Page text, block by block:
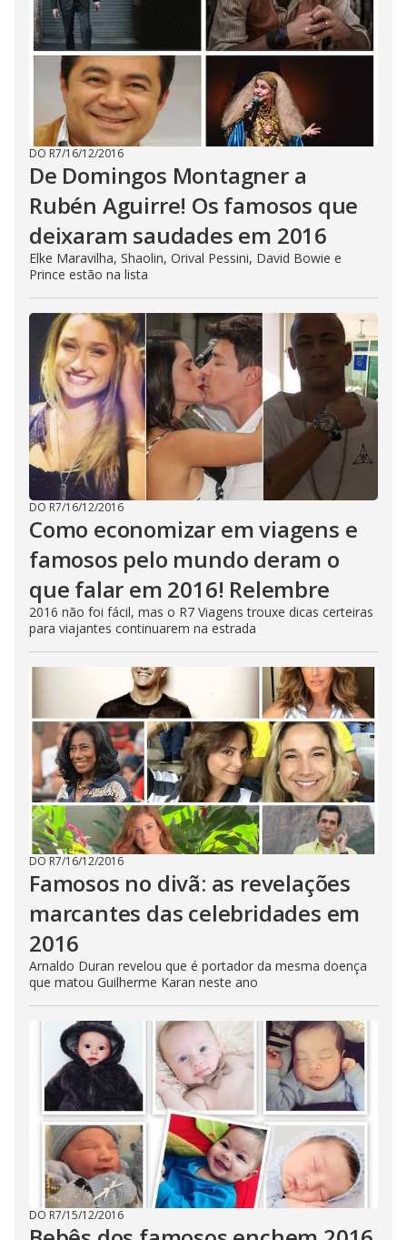
DO R7/16/12/2016
De Domingos Montagner a
Rubén Aguirre! Os famosos que
deixaram saudades em 2016
Elke Maravilha, Shaolin, Orival Pessini, David Bowie e
Prince estão na lista
DO R7/16/12/2016
Como economizar em viagens e
famosos pelo mundo deram o
que falar em 2016! Relembre
2016 não foi fácil, mas o R7 Viagens trouxe dicas certeiras
para viajantes continuarem na estrada
DO R7/16/12/2016
Famosos no divã: as revelações
marcantes das celebridades em
2016
Arnaldo Duran revelou que é portador da mesma doença
que matou Guilherme Karan neste ano
DO R7/15/12/2016